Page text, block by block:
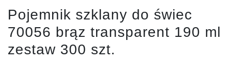
Pojemnik szklany do świec
70056 brąz transparent 190 ml
zestaw 300 szt.